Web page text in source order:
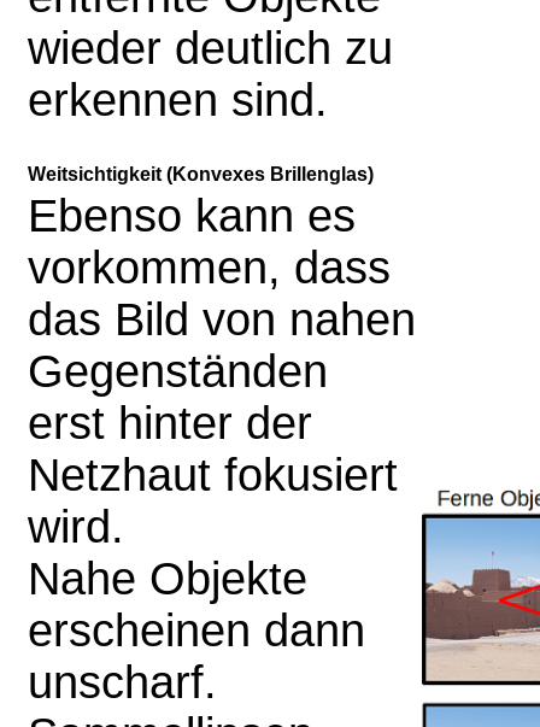
wieder deutlich zu
erkennen sind.
Weitsichtigkeit (Konvexes Brillenglas)
Ebenso kann es
vorkommen, dass
das Bild von nahen
Gegenständen
erst hinter der
Netzhaut fokusiert
wird.
Nahe Objekte
erscheinen dann
unscharf.